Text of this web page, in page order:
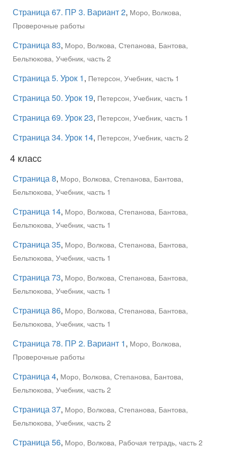
Страница 67. ПР 3. Вариант 2, Моро, Волкова,
Проверочные работы
Страница 83, Моро, Волкова, Степанова, Бантова,
Бельтюкова, Учебник, часть 2
Страница 5. Урок 1, Петерсон, Учебник, часть 1
Страница 50. Урок 19, Петерсон, Учебник, часть 1
Страница 69. Урок 23, Петерсон, Учебник, часть 1
Страница 34. Урок 14, Петерсон, Учебник, часть 2
4 класс
Страница 8, Моро, Волкова, Степанова, Бантова,
Бельтюкова, Учебник, часть 1
Страница 14, Моро, Волкова, Степанова, Бантова,
Бельтюкова, Учебник, часть 1
Страница 35, Моро, Волкова, Степанова, Бантова,
Бельтюкова, Учебник, часть 1
Страница 73, Моро, Волкова, Степанова, Бантова,
Бельтюкова, Учебник, часть 1
Страница 86, Моро, Волкова, Степанова, Бантова,
Бельтюкова, Учебник, часть 1
Страница 78. ПР 2. Вариант 1, Моро, Волкова,
Проверочные работы
Страница 4, Моро, Волкова, Степанова, Бантова,
Бельтюкова, Учебник, часть 2
Страница 37, Моро, Волкова, Степанова, Бантова,
Бельтюкова, Учебник, часть 2
Страница 56, Моро, Волкова, Рабочая тетрадь, часть 2